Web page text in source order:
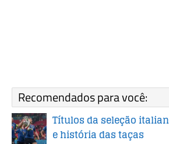
Recomendados para você:
Títulos da seleção
e história das taças